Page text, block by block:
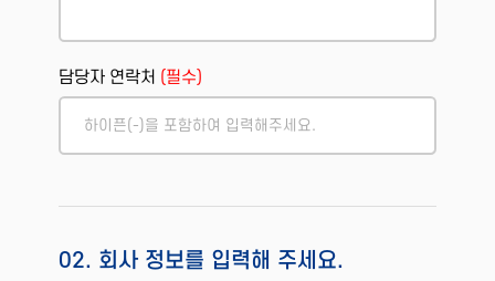
담당자 연락처 (필수)
02. 회사 정보를 입력해 주세요.